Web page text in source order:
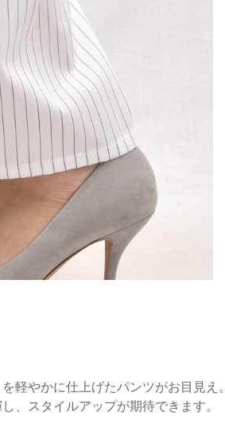
軽やかに仕上げたパンツがお目見え。
、スタイルアップが期待できます。